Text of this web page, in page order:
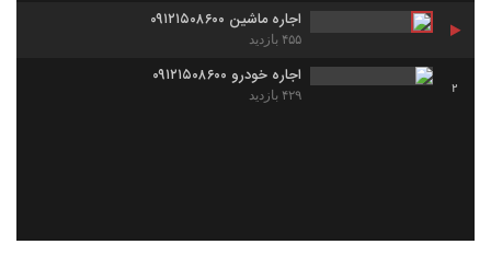
اجاره ماشین ۰۹۱۲۱۵۰۸۶۰۰
۴۵۵ بازدید
2
اجاره خودرو ۰۹۱۲۱۵۰۸۶۰۰
۴۲۹ بازدید